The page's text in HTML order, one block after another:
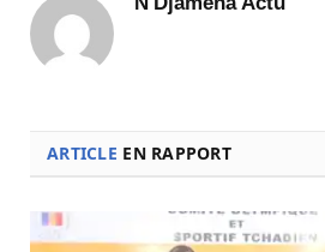
ARTICLE EN RAPPORT